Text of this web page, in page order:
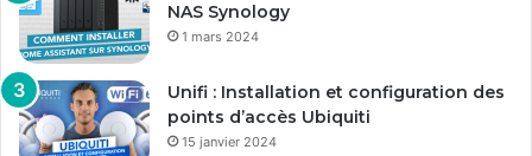
NAS Synology
1 mars 2024
Unifi : Installation et configuration des
points d’accès Ubiquiti
15 janvier 2024